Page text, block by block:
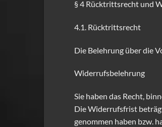
§ 4 Rücktrittsrecht und
4.1. Rücktrittsrecht
Die Belehrung über die
Widerrufsbelehrung
Sie haben das Recht,
Die Widerrufsfrist
genommen haben bzw.